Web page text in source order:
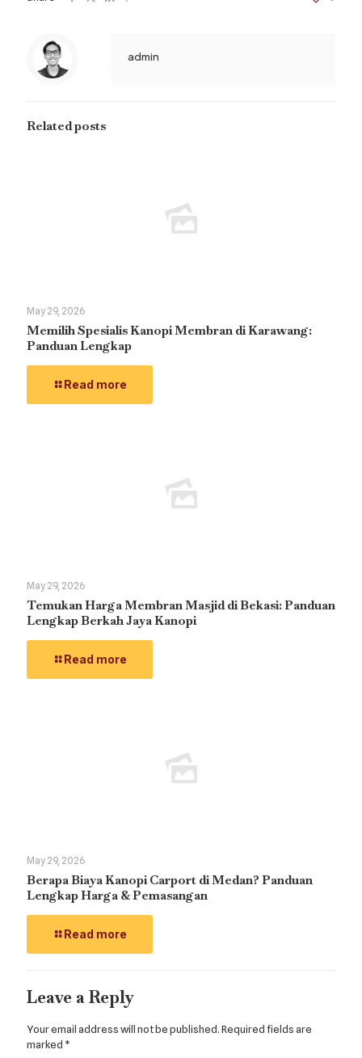
admin
Related posts
May 29, 2026
Memilih Spesialis Kanopi Membran di Karawang:
Panduan Lengkap
Read more
May 29, 2026
Temukan Harga Membran Masjid di Bekasi: Panduan
Lengkap Berkah Jaya Kanopi
Read more
May 29, 2026
Berapa Biaya Kanopi Carport di Medan? Panduan
Lengkap Harga & Pemasangan
Read more
Leave a Reply
Your email address will not be published.Required fields are
marked *